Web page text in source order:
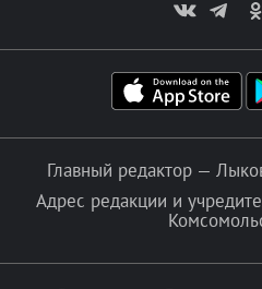
Главный редактор —
Адрес редакции и